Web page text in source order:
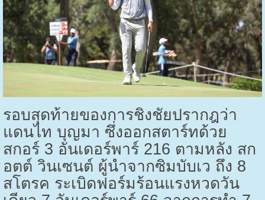
รอบสุดท้ายของการชิงชัยปรากฎว่า
แดนไท บุญมา ซึ่งออกสตาร์ทด้วย
สกอร์ 3 อันเดอร์พาร์ 216 ตามหลัง สก
อตต์ วินเซนต์ ผู้นำจากซิมบับเว ถึง 8
สโตรค ระเบิดฟอร์มร้อนแรงหวดวัน